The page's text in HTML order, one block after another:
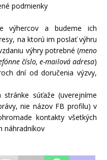
podmienky
výhercov a budeme ich
na ktorú im poslať výhru
výhry potrebné (meno
číslo, e-mailová adresa)
dní od doručenia výzvy,
súťaže (uverejníme
nie názov FB profilu) v
kontakty všetkých
náhradníkov